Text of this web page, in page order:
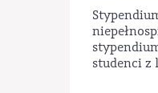
studenci z